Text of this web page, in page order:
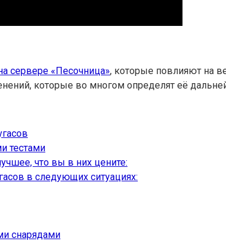
сервере «Песочница», которые повлияют на
которые во многом определят её
тестами
что вы в них цените:
в следующих ситуациях:
снарядами